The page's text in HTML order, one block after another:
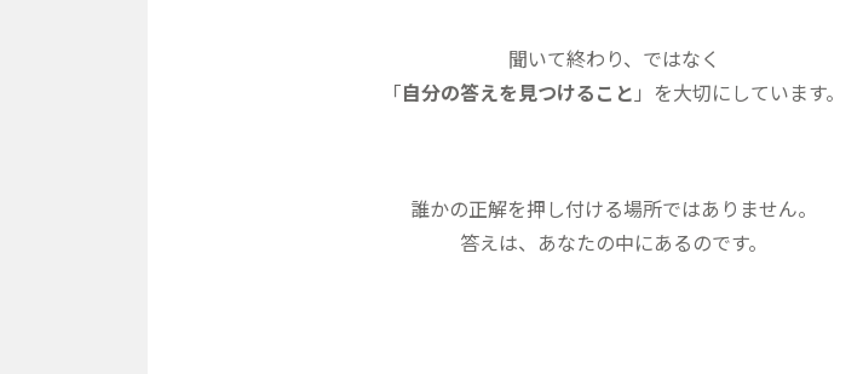
聞いて終わり、ではなく
「自分の答えを見つけること 」を大切にしています。
誰かの正解を押し付ける場所ではありません。
答えは、あなたの中にあるのです。